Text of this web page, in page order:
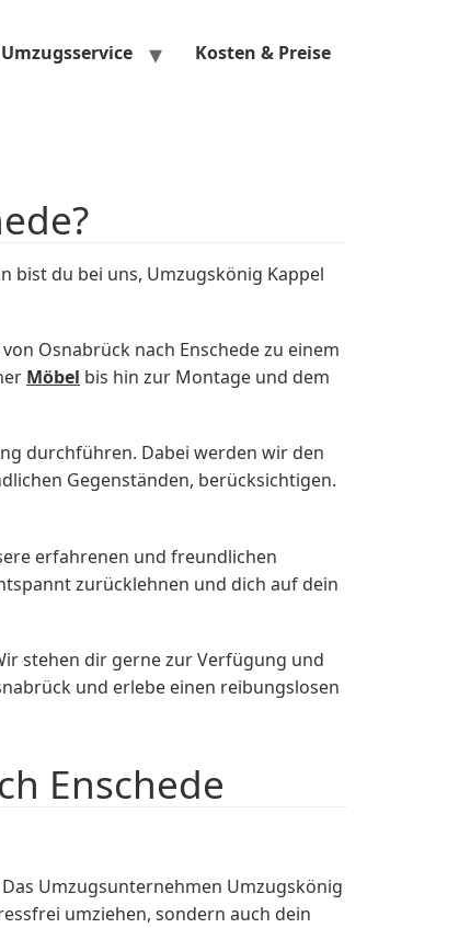
Umzugsservice Kosten & Preise
bist du bei uns, Umzugskönig Kappel
von Osnabrück nach Enschede zu einem
Möbel bis hin zur Montage und dem
durchführen. Dabei werden wir den
Gegenständen, berücksichtigen.
erfahrenen und freundlichen
zurücklehnen und dich auf dein
stehen dir gerne zur Verfügung und
und erlebe einen reibungslosen
Enschede
Umzugsunternehmen Umzugskönig
umziehen, sondern auch dein